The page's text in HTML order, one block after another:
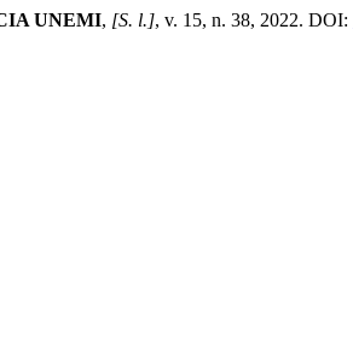
UNEMI, [S. l.], v. 15, n. 38, 2022. DOI: